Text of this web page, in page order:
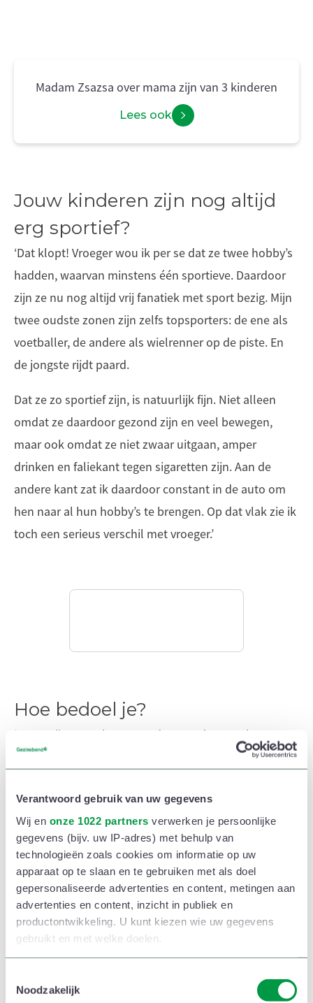
Verantwoord gebruik van uw gegevens
Wij en onze 1022 partners verwerken je persoonlijke
gegevens (bijv. uw IP-adres) met behulp van
technologieën zoals cookies om informatie op uw
apparaat op te slaan en te gebruiken met als doel
gepersonaliseerde advertenties en content, metingen aan
advertenties en content, inzicht in publiek en
productontwikkeling. U kunt kiezen wie uw gegevens
gebruikt en met welke doelen.
Informatie verzamelen over uw geografische
Noodzakelijk
Madam Zsazsa over mama zijn van 3 kinderen
Lees ook
Jouw kinderen zijn nog altijd
erg sportief?
‘Dat klopt! Vroeger wou ik per se dat ze twee hobby’s
hadden, waarvan minstens één sportieve. Daardoor
zijn ze nu nog altijd vrij fanatiek met sport bezig. Mijn
twee oudste zonen zijn zelfs topsporters: de ene als
voetballer, de andere als wielrenner op de piste. En
de jongste rijdt paard.
Dat ze zo sportief zijn, is natuurlijk fijn. Niet alleen
omdat ze daardoor gezond zijn en veel bewegen,
maar ook omdat ze niet zwaar uitgaan, amper
drinken en faliekant tegen sigaretten zijn. Aan de
andere kant zat ik daardoor constant in de auto om
hen naar al hun hobby’s te brengen. Op dat vlak zie ik
toch een serieus verschil met vroeger.’
Hoe bedoel je?
‘Naar mijn gevoel staan ouders vandaag veel meer
ten dienste van hun kroost dan vroeger. Dat ik zelf
feit dat mijn ouders drukke zelfstandigen waren. Als
kind mocht ik mijn hobby’s dan wel kiezen, ik moest
het zo regelen dat ik er zelf raakte met de fiets of de
bus. Zelfs als ik een balletvoorstelling danste, waren
ze er meestal niet bij.
Begrijp me niet verkeerd, mijn ouders zijn fantastische
aan het werk op momenten dat andere ouders bij